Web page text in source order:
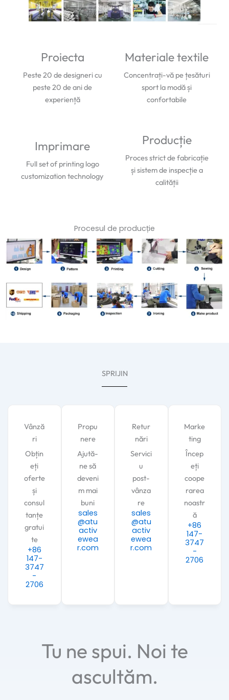
Proiecta
Peste 20 de designeri cu
peste 20 de ani de
experiență
Materiale textile
Concentrați-vă pe țesături
sport la modă și
confortabile
Imprimare
Full set of printing logo
customization technology
Producție
Proces strict de fabricație
și sistem de inspecție a
calității
Procesul de producție
SPRIJIN
Vânză
ri
Obțin
eți
oferte
și
consul
tanțe
gratui
te
+86
147-
3747
-
2706
Propu
nere
Ajută-
ne să
deveni
m mai
buni
sales
@atu
activ
ewea
r.com
Retur
nări
Servici
u
post-
vânza
re
sales
@atu
activ
ewea
r.com
Marke
ting
Încep
eți
coope
rarea
noastr
ă
+86
147-
3747
-
2706
Tu ne spui. Noi te
ascultăm.